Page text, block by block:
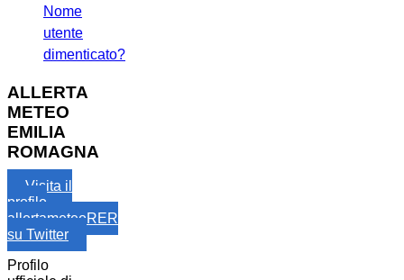
Nome
utente
dimenticato?
ALLERTA
METEO
EMILIA
ROMAGNA
Visita il
profilo
allertameteoRER
su Twitter
Profilo